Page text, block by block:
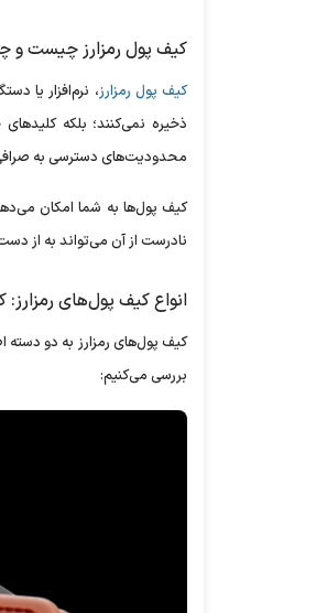
کیف پول رمزارز چیست و
کیف پول رمزارز، نرم‌افزار یا
ذخیره نمی‌کنند؛ بلکه
محدودیت‌های دسترسی به
کیف پول‌ها به شما امکان
نادرست از آن می‌تواند به از
انواع کیف پول‌های
کیف پول‌های رمزارز به دو دسته
بررسی می‌کنیم: